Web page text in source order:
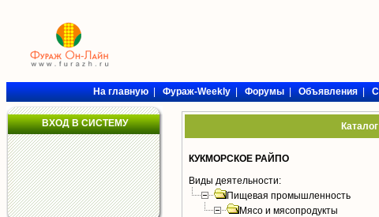
На главную|Фураж-Weekly|Форумы|Объявления|
ВХОД В СИСТЕМУ
КУКМОРСКОЕ РАЙПО
Виды деятельности:
Пищевая промышленность
Мясо и мясопродукты